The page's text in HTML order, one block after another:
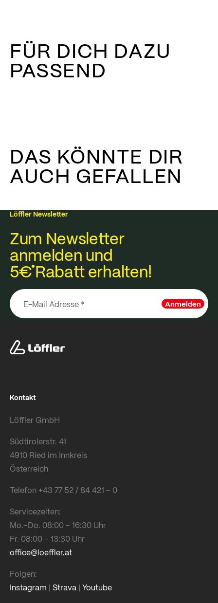
FÜR DICH DAZU
PASSEND
DAS KÖNNTE DIR
AUCH GEFALLEN
Löffler Newsletter
Zum Newsletter
anmelden und
5€Rabatt erhalten!
Anmelden
Kontakt
Löffler GmbH
Südtirolerstr. 41
4910 Ried im Innkreis
Österreich
Telefon +43 77 52 / 84 421 – 0
Servicezeiten:
Mo.–Do. 08:00 – 16:30 Uhr
Fr. 08:00 – 13:30 Uhr
office@loeffler.at
Folgen:
Instagram | Strava | Youtube